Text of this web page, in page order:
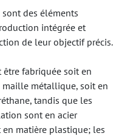
des éléments
intégrée et
de leur objectif précis.
fabriquée soit en
métallique, soit en
tandis que les
sont en acier
matière plastique; les